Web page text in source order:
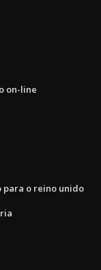
on-line
para o reino unido